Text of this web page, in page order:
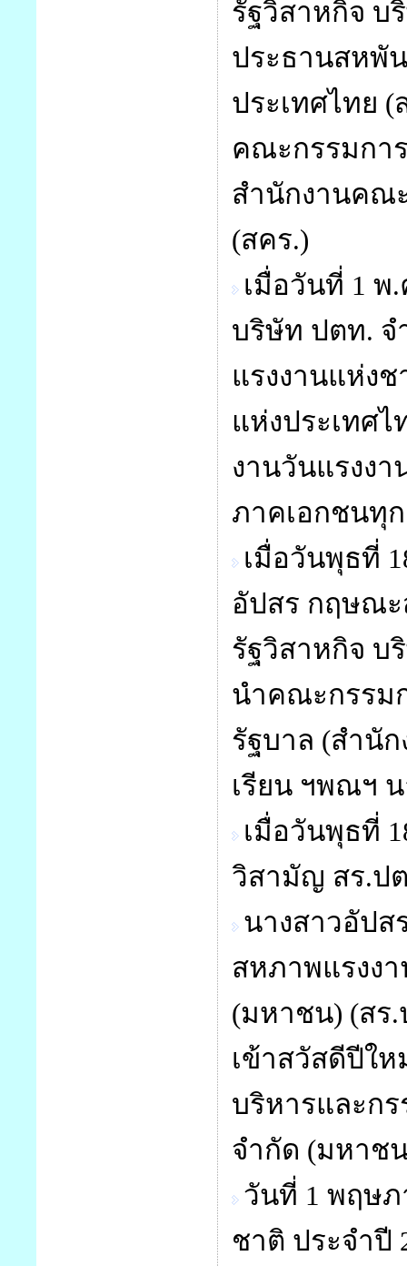
รัฐวิสาหกิจ บ
ประธานสหพั
ประเทศไทย
คณะกรรมกา
สำนักงานคณ
(สคร.)
เมื่อวันที่ 1 พ
บริษัท ปตท. จ
แรงงานแห่ง
แห่งประเทศ
งานวันแรงง
ภาคเอกชนทุ
เมื่อวันพุธที่
อัปสร กฤษณ
รัฐวิสาหกิจ บ
นำคณะกรรม
รัฐบาล (สำนั
เรียน ฯพณฯ
เมื่อวันพุธที่
วิสามัญ สร.ป
นางสาวอัป
สหภาพแรงง
(มหาชน) (สร
เข้าสวัสดีปีใ
บริหารและก
จำกัด (มหาช
วันที่ 1 พฤษภ
ชาติ ประจำปี